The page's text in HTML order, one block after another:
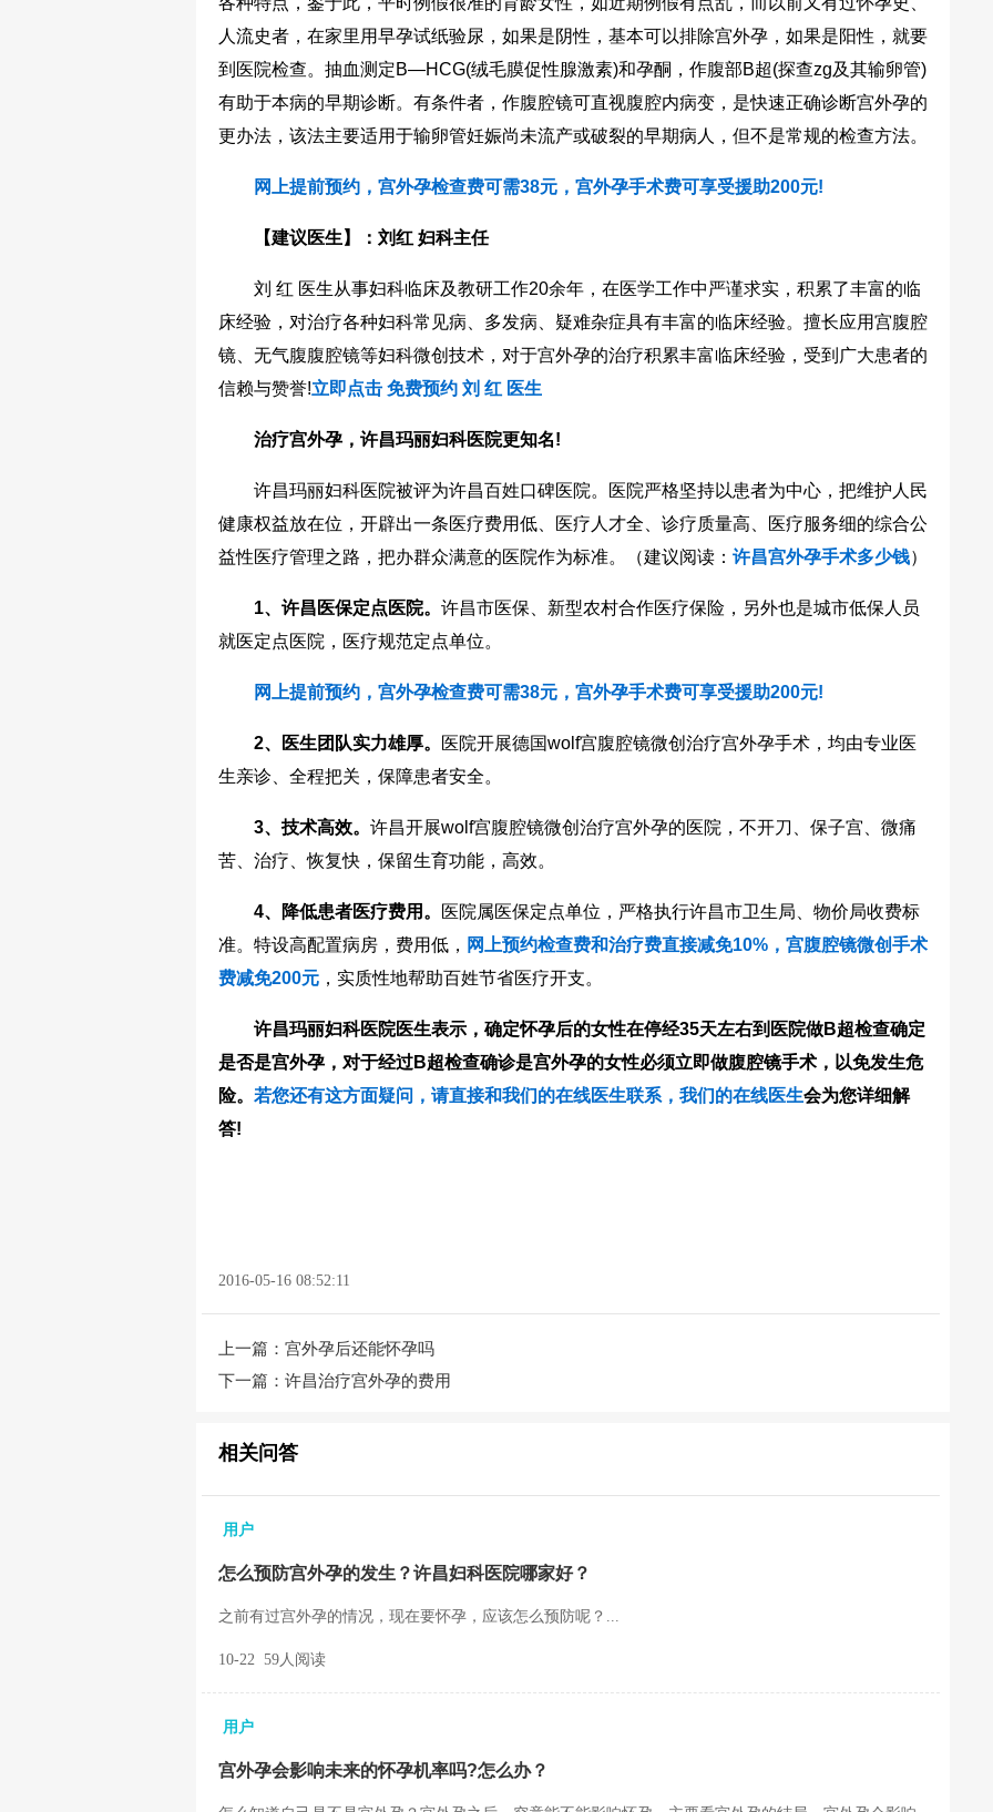
人流史者，在家里用早孕试纸验尿，如果是阴性，基本可以排除宫外孕，如果是阳性，就要
到医院检查。抽血测定B—HCG(绒毛膜促性腺激素)和孕酮，作腹部B超(探查zg及其输卵管)
有助于本病的早期诊断。有条件者，作腹腔镜可直视腹腔内病变，是快速正确诊断宫外孕的
更办法，该法主要适用于输卵管妊娠尚未流产或破裂的早期病人，但不是常规的检查方法。
网上提前预约，宫外孕检查费可需38元，宫外孕手术费可享受援助200元!
【建议医生】：刘红 妇科主任
刘 红 医生从事妇科临床及教研工作20余年，在医学工作中严谨求实，积累了丰富的临
床经验，对治疗各种妇科常见病、多发病、疑难杂症具有丰富的临床经验。擅长应用宫腹腔
镜、无气腹腹腔镜等妇科微创技术，对于宫外孕的治疗积累丰富临床经验，受到广大患者的
信赖与赞誉!立即点击 免费预约 刘 红 医生
治疗宫外孕，许昌玛丽妇科医院更知名!
许昌玛丽妇科医院被评为许昌百姓口碑医院。医院严格坚持以患者为中心，把维护人民
健康权益放在位，开辟出一条医疗费用低、医疗人才全、诊疗质量高、医疗服务细的综合公
益性医疗管理之路，把办群众满意的医院作为标准。
（建议阅读： 许昌宫外孕手术多少钱）
1、许昌医保定点医院。 许昌市医保、新型农村合作医疗保险，另外也是城市低保人员
就医定点医院，医疗规范定点单位。
网上提前预约，宫外孕检查费可需38元，宫外孕手术费可享受援助200元!
2、医生团队实力雄厚。
医院开展德国wolf宫腹腔镜微创治疗宫外孕手术，均由专业医
生亲诊、全程把关，保障患者安全。
3、技术高效。 许昌开展wolf宫腹腔镜微创治疗宫外孕的医院，不开刀、保子宫、微痛
苦、治疗、恢复快，保留生育功能，高效。
4、降低患者医疗费用。
医院属医保定点单位，严格执行许昌市卫生局、物价局收费标
准。特设高配置病房，费用低， 网上预约检查费和治疗费直接减免10%，宫腹腔镜微创手术
费减免200元 ，实质性地帮助百姓节省医疗开支。
许昌玛丽妇科医院医生表示，确定怀孕后的女性在停经35天左右到医院做B超检查确定
是否是宫外孕，对于经过B超检查确诊是宫外孕的女性必须立即做腹腔镜手术，以免发生危
险。 若您还有这方面疑问，请直接和我们的在线医生联系，我们的在线医生会为您详细解
答!
2016-05-16 08:52:11
上一篇： 宫外孕后还能怀孕吗
下一篇： 许昌治疗宫外孕的费用
相关问答
用户
怎么预防宫外孕的发生？许昌妇科医院哪家好？
之前有过宫外孕的情况，现在要怀孕，应该怎么预防呢？...
10-22 59人阅读
用户
宫外孕会影响未来的怀孕机率吗?怎么办？